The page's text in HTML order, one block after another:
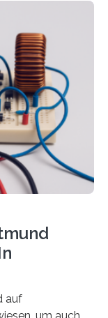
einer
Euro.
des
Im
Neue
in die
auf
um auch